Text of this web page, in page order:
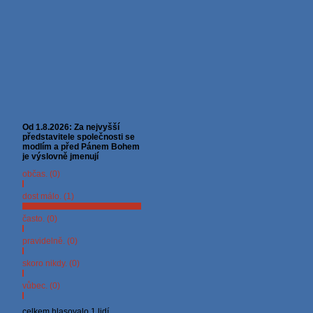
Od 1.8.2026: Za nejvyšší
představitele společnosti se
modlím a před Pánem Bohem
je výslovně jmenují
občas. (0)
dost málo. (1)
často. (0)
pravidelně. (0)
skoro nikdy. (0)
vůbec. (0)